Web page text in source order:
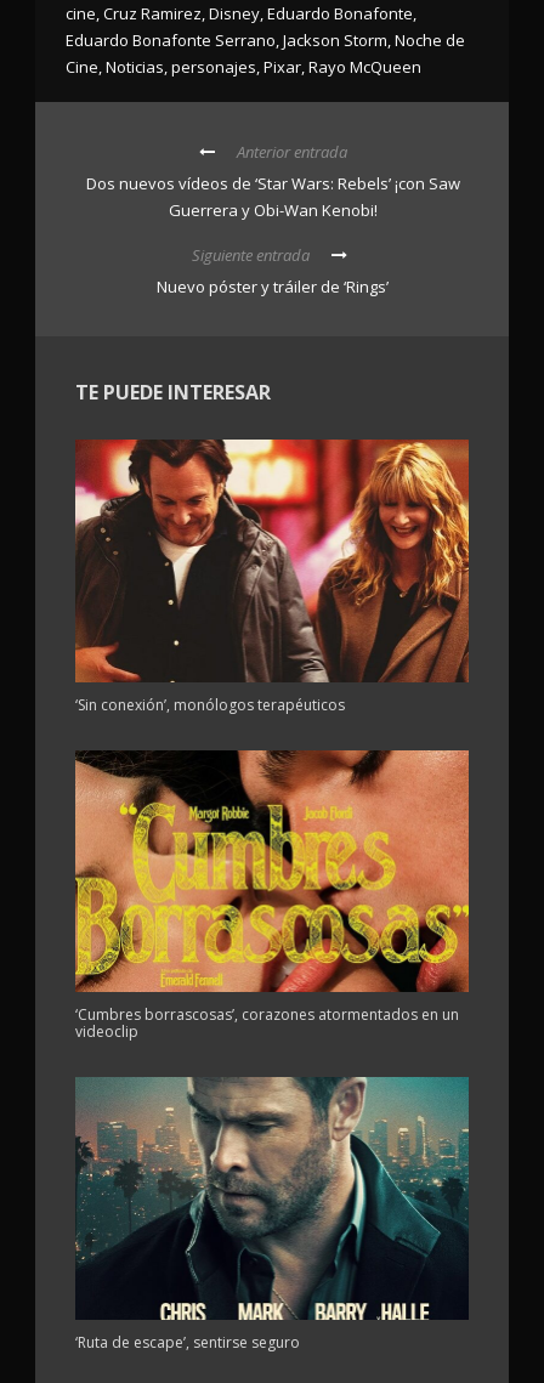
cine,Cruz Ramirez,Disney,Eduardo Bonafonte,
Eduardo Bonafonte Serrano,Jackson Storm,Noche de
Cine,Noticias,personajes,Pixar,Rayo McQueen
Anterior entrada
Dos nuevos vídeos de ‘Star Wars: Rebels’ ¡con Saw
Guerrera y Obi-Wan Kenobi!
Siguiente entrada
Nuevo póster y tráiler de ‘Rings’
TE PUEDE INTERESAR
‘Sin conexión’, monólogos terapéuticos
‘Cumbres borrascosas’, corazones atormentados en un
videoclip
‘Ruta de escape’, sentirse seguro